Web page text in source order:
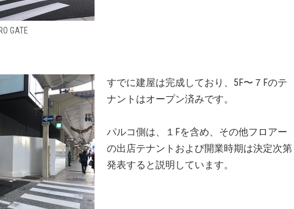
GATE
すでに建屋は完成しており、5F〜７Fのテ
ナントはオープン済みです。
パルコ側は、１Fを含め、その他フロアー
の出店テナントおよび開業時期は決定次第
発表すると説明しています。